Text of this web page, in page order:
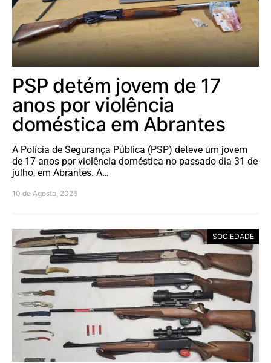
PSP detém jovem de 17
anos por violência
doméstica em Abrantes
A Polícia de Segurança Pública (PSP) deteve um jovem
de 17 anos por violência doméstica no passado dia 31 de
julho, em Abrantes. A…
10 de Agosto, 2026
SOCIEDADE